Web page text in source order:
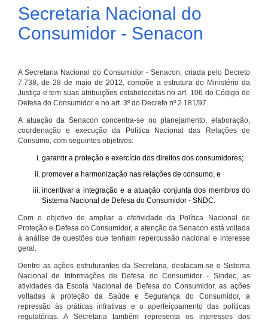
Secretaria Nacional do
Consumidor - Senacon
A Secretaria Nacional do Consumidor - Senacon, criada pelo Decreto
7.738, de 28 de maio de 2012, compõe a estrutura do Ministério da
Justiça e tem suas atribuições estabelecidas no art. 106 do Código de
Defesa do Consumidor e no art. 3º do Decreto nº 2.181/97.
A atuação da Senacon concentra-se no planejamento, elaboração,
coordenação e execução da Política Nacional das Relações de
Consumo, com seguintes objetivos:
garantir a proteção e exercício dos direitos dos consumidores;
promover a harmonização nas relações de consumo; e
incentivar a integração e a atuação conjunta dos membros do
Sistema Nacional de Defesa do Consumidor - SNDC.
Com o objetivo de ampliar a efetividade da Política Nacional de
Proteção e Defesa do Consumidor, a atenção da Senacon está voltada
à análise de questões que tenham repercussão nacional e interesse
geral.
Dentre as ações estruturantes da Secretaria, destacam-se o Sistema
Nacional de Informações de Defesa do Consumidor - Sindec, as
atividades da Escola Nacional de Defesa do Consumidor, as ações
voltadas à proteção da Saúde e Segurança do Consumidor, a
repressão às práticas infrativas e o aperfeiçoamento das políticas
regulatórias. A Secretaria também representa os interesses dos